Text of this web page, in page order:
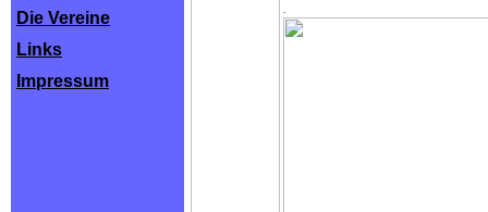
Die Vereine
Links
Impressum